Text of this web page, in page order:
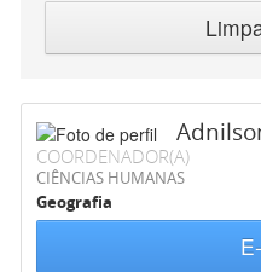
COORDENADOR(A)
CIÊNCIAS HUMANAS
Geografia